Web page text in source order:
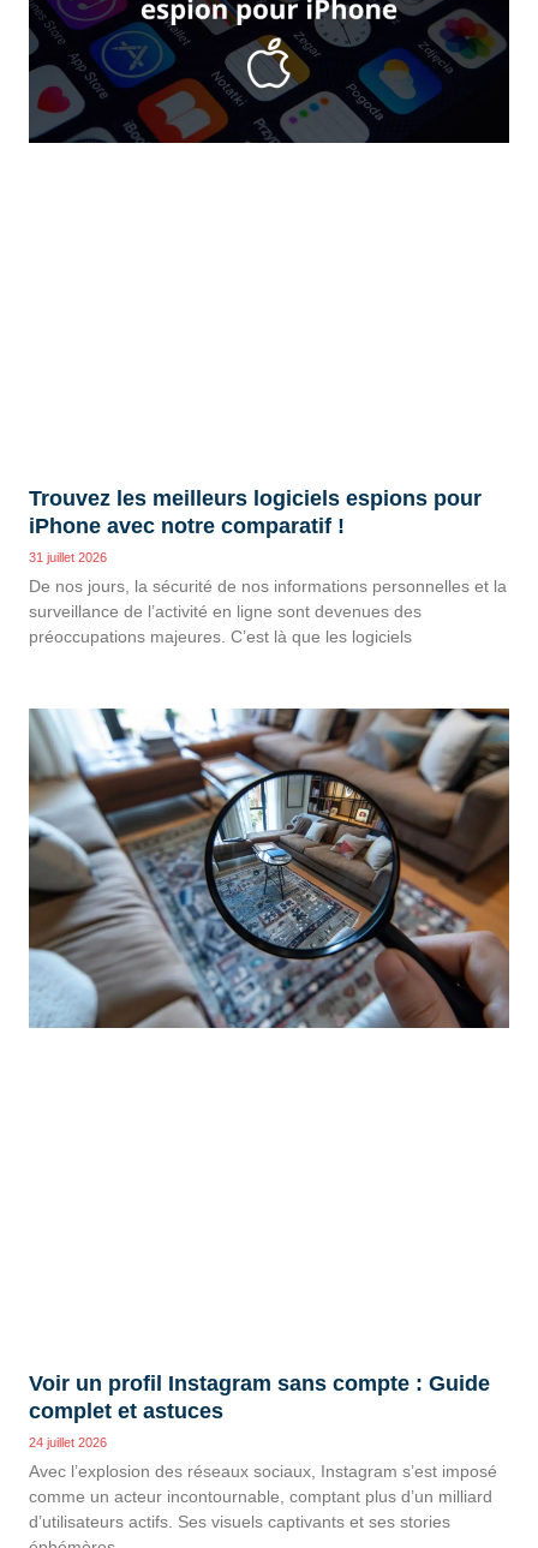
Trouvez les meilleurs logiciels espions pour
iPhone avec notre comparatif !
31 juillet 2026
De nos jours, la sécurité de nos informations personnelles et la
surveillance de l’activité en ligne sont devenues des
préoccupations majeures. C’est là que les logiciels
Voir un profil Instagram sans compte : Guide
complet et astuces
24 juillet 2026
Avec l’explosion des réseaux sociaux, Instagram s’est imposé
comme un acteur incontournable, comptant plus d’un milliard
d’utilisateurs actifs. Ses visuels captivants et ses stories